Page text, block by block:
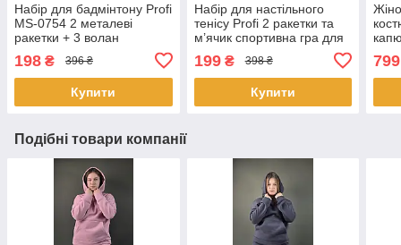
Набір для бадмінтону Profi
MS-0754 2 металеві
ракетки + 3 волан
спортивний комплект для
гри на вулиці
198 ₴ 396 ₴
Купити
Набір для настільного
тенісу Profi 2 ракетки та
м’ячик спортивна гра для
199₴ 398 ₴
Купити
799
Подібні товари компанії